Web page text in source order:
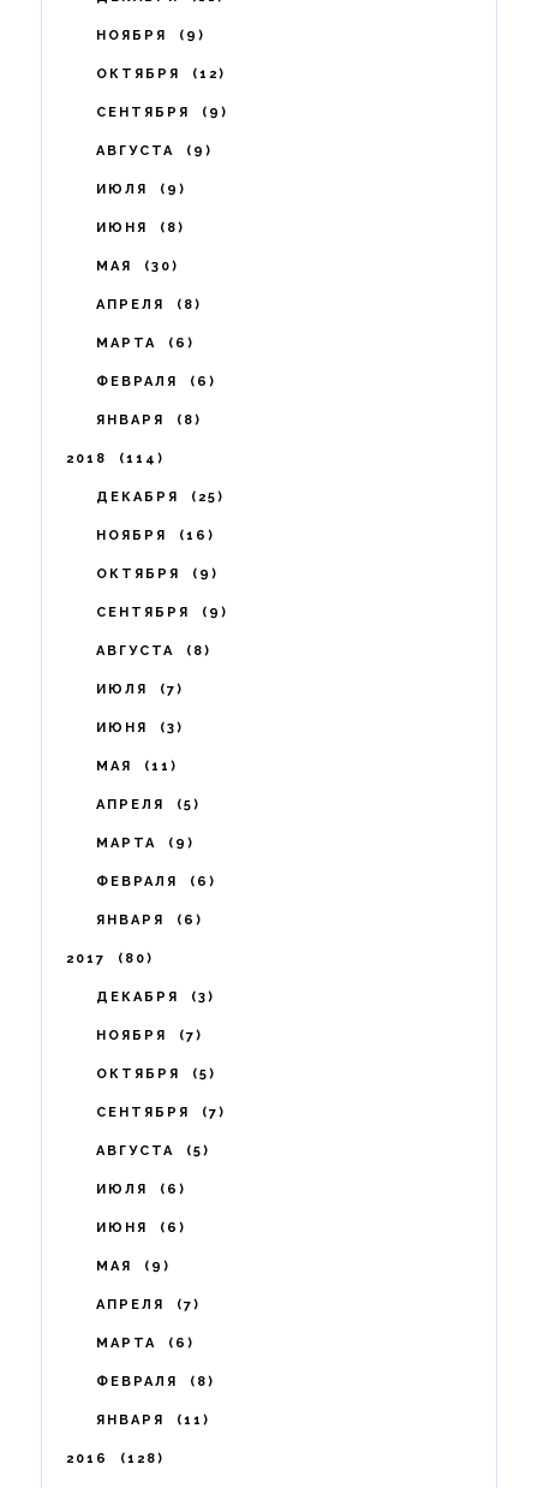
НОЯБРЯ 9
ОКТЯБРЯ 12
СЕНТЯБРЯ 9
АВГУСТА 9
ИЮЛЯ 9
ИЮНЯ 8
МАЯ 30
АПРЕЛЯ 8
МАРТА 6
ФЕВРАЛЯ 6
ЯНВАРЯ 8
2018 114
ДЕКАБРЯ 25
НОЯБРЯ 16
ОКТЯБРЯ 9
СЕНТЯБРЯ 9
АВГУСТА 8
ИЮЛЯ 7
ИЮНЯ 3
МАЯ 11
АПРЕЛЯ 5
МАРТА 9
ФЕВРАЛЯ 6
ЯНВАРЯ 6
2017 80
ДЕКАБРЯ 3
НОЯБРЯ 7
ОКТЯБРЯ 5
СЕНТЯБРЯ 7
АВГУСТА 5
ИЮЛЯ 6
ИЮНЯ 6
МАЯ 9
АПРЕЛЯ 7
МАРТА 6
ФЕВРАЛЯ 8
ЯНВАРЯ 11
2016 128